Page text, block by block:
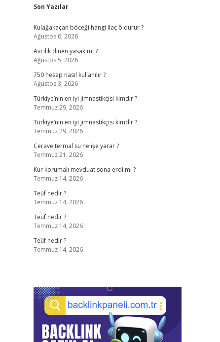
Sidebar
Son Yazılar
Kulağakaçan böceği hangi ilaç öldürür ?
Ağustos 6, 2026
Avcılık dinen yasak mı ?
Ağustos 5, 2026
750 hesap nasıl kullanılır ?
Ağustos 3, 2026
Türkiye’nin en iyi jimnastikçisi kimdir ?
Temmuz 29, 2026
Türkiye’nin en iyi jimnastikçisi kimdir ?
Temmuz 29, 2026
Cerave termal su ne işe yarar ?
Temmuz 21, 2026
Kur korumalı mevduat sona erdi mi ?
Temmuz 14, 2026
Teüf nedir ?
Temmuz 14, 2026
Teüf nedir ?
Temmuz 14, 2026
Teüf nedir ?
Temmuz 14, 2026